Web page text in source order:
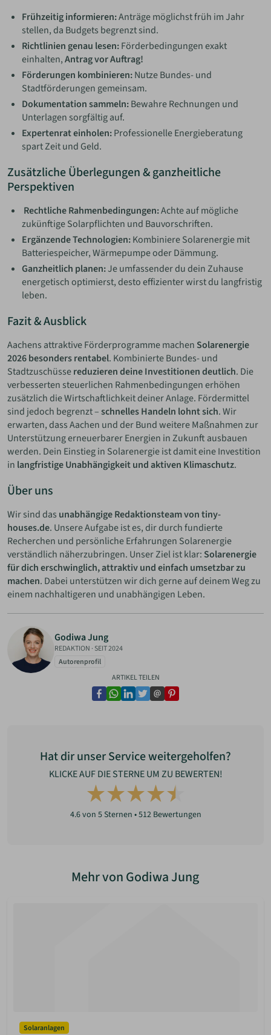
Frühzeitig informieren:Anträge möglichst früh im Jahr
stellen, da Budgets begrenzt sind.
Richtlinien genau lesen:Förderbedingungen exakt
einhalten,Antrag vor Auftrag!
Förderungen kombinieren:Nutze Bundes- und
Stadtförderungen gemeinsam.
Dokumentation sammeln:Bewahre Rechnungen und
Unterlagen sorgfältig auf.
Expertenrat einholen:Professionelle Energieberatung
spart Zeit und Geld.
Zusätzliche Überlegungen & ganzheitliche
Perspektiven
Rechtliche Rahmenbedingungen:Achte auf mögliche
zukünftige Solarpflichten und Bauvorschriften.
Ergänzende Technologien:Kombiniere Solarenergie mit
Batteriespeicher, Wärmepumpe oder Dämmung.
Ganzheitlich planen:Je umfassender du dein Zuhause
energetisch optimierst, desto effizienter wirst du langfristig
leben.
Fazit & Ausblick
Aachens attraktive Förderprogramme machen Solarenergie
2026 besonders rentabel. Kombinierte Bundes- und
Stadtzuschüssereduzieren deine Investitionen deutlich. Die
verbesserten steuerlichen Rahmenbedingungen erhöhen
zusätzlich die Wirtschaftlichkeit deiner Anlage. Fördermittel
sind jedoch begrenzt –schnelles Handeln lohnt sich. Wir
erwarten, dass Aachen und der Bund weitere Maßnahmen zur
Unterstützung erneuerbarer Energien in Zukunft ausbauen
werden. Dein Einstieg in Solarenergie ist damit eine Investition
in langfristige Unabhängigkeit und aktiven Klimaschutz.
Über uns
Wir sind das unabhängige Redaktionsteam von tiny-
houses.de. Unsere Aufgabe ist es, dir durch fundierte
Recherchen und persönliche Erfahrungen Solarenergie
verständlich näherzubringen. Unser Ziel ist klar: Solarenergie
für dich erschwinglich, attraktiv und einfach umsetzbar zu
machen. Dabei unterstützen wir dich gerne auf deinem Weg zu
einem nachhaltigeren und unabhängigen Leben.
Godiwa Jung
REDAKTION · SEIT 2024
Autorenprofil
ARTIKEL TEILEN
facebook
whatsapp
linkedin
twitter
emailpinterest
Hat dir unser Service weitergeholfen?
KLICKE AUF DIE STERNE UM ZU BEWERTEN!
4.6von 5 Sternen •512Bewertungen
Mehr von Godiwa Jung
Solaranlagen